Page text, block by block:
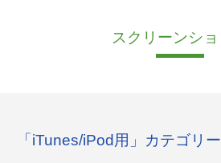
スクリーンショ
「iTunes/iPod用」カテゴリ